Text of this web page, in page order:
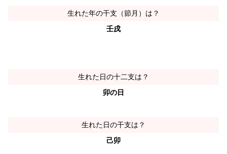
生れた年の干支（節月）は？
壬戌
生れた日の十二支は？
卯の日
生れた日の干支は？
己卯